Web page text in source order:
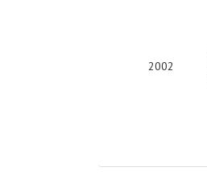
2002